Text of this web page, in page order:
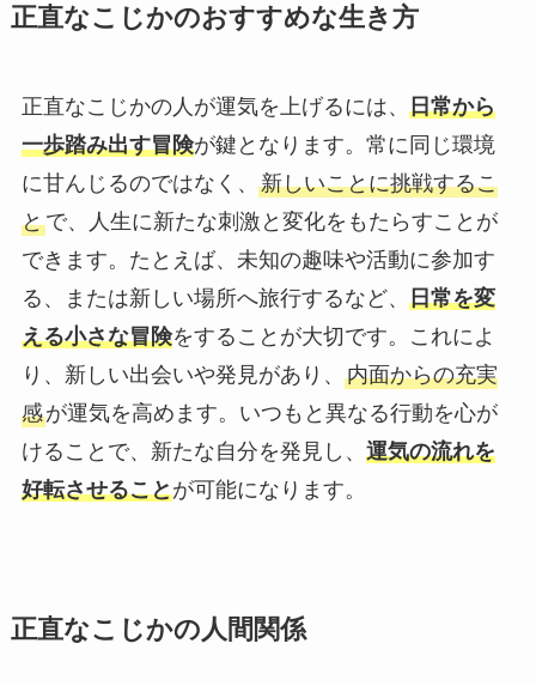
正直なこじかのおすすめな生き方
正直なこじかの人が運気を上げるには、 日常から
一歩踏み出す冒険が鍵となります。常に同じ環境
に甘んじるのではなく、 新しいことに挑戦するこ
とで、人生に新たな刺激と変化をもたらすことが
できます。たとえば、未知の趣味や活動に参加す
る、または新しい場所へ旅行するなど、 日常を変
える小さな冒険をすることが大切です。これによ
り、新しい出会いや発見があり、 内面からの充実
感が運気を高めます。いつもと異なる行動を心が
けることで、新たな自分を発見し、 運気の流れを
好転させることが可能になります。
正直なこじかの人間関係